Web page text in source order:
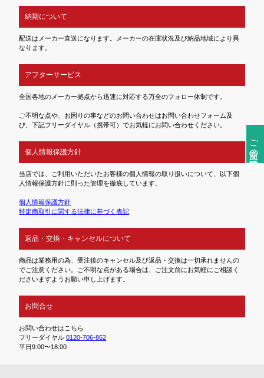
ご注文前の確認事項
納期について
配送はメーカー直送になります。メーカーの在庫状況及び納品地域により異
なります。
アフターサービス
全国各地のメーカー拠点から迅速に対応する万全のフォロー体制です。
ご不明な点や、お困りの事などのお問い合わせはお問い合わせフォーム及
び、下記フリーダイヤル（携帯可）でお気軽にお問い合わせください。
個人情報保護方針
当店では、ご利用いただいたお客様の個人情報の取り扱いについて、以下個
人情報保護方針に則った管理を徹底しています。
個人情報保護方針
特定商取引に関する法律に基づく表記
返品・交換・キャンセルについて
商品は業務用の為、受注後のキャンセル及び返品・交換は一切承れませんの
でご注意ください。ご不明な点がある場合は、ご注文前にお気軽にご相談く
ださいますようお願い申し上げます。
お問合せ
お問い合わせはこちら
フリーダイヤル0120-706-862
平日9:00〜18:00